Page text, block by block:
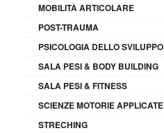
MOBILITÀ ARTICOLARE
POST-TRAUMA
PSICOLOGIA DELLO SVILUPPO
SALA PESI & BODY BUILDING
SALA PESI & FITNESS
SCIENZE MOTORIE APPLICATE
STRECHING